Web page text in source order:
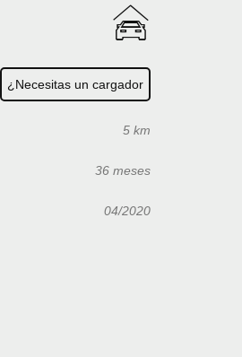
¿Necesitas un cargador
5 km
36 meses
04/2020